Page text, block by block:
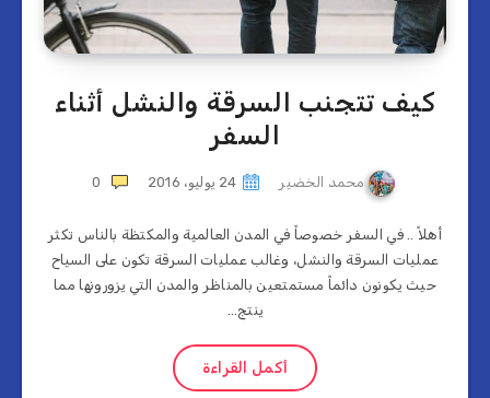
كيف تتجنب السرقة والنشل أثناء
السفر
محمد الخضير 24 يوليو، 2016 0
أهلاً .. في السفر خصوصاً في المدن العالمية والمكتظة بالناس تكثر
عمليات السرقة والنشل، وغالب عمليات السرقة تكون على السياح
حيث يكونون دائماً مستمتعين بالمناظر والمدن التي يزورونها مما
ينتج…
أكمل القراءة